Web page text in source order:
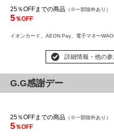
25％OFFまでの商品 （※一部除外あり）
5％OFF
イオンカード、AEON Pay、 電子マネー
詳細情報・他の
G.G感謝デー
25％OFFまでの商品 （※一部除外あり）
5％OFF